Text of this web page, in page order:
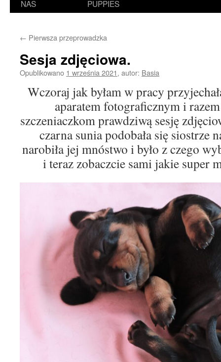
NAS
PUPPIES
← Pierwsza przeprowadzka
Sesja zdjęciowa.
Opublikowano 1 września 2021, autor: Basia
Wczoraj jak byłam w pracy
aparatem fotograficznym i
szczeniaczkom prawdziwą sesję
czarna sunia podobała się siostrze
narobiła jej mnóstwo i było z czego
i teraz zobaczcie sami jakie super